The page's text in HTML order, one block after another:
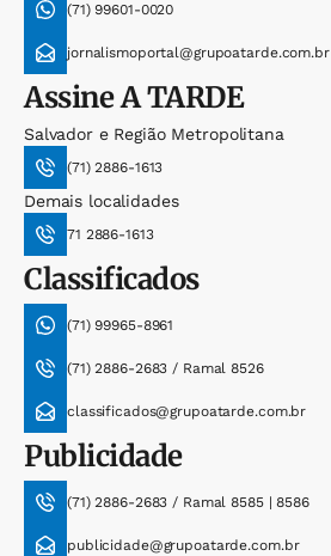
(71) 99601-0020
jornalismoportal@grupoatarde.com.br
AssineA TARDE
Salvador e Região Metropolitana
(71) 2886-1613
Demais localidades
71 2886-1613
Classificados
(71) 99965-8961
(71) 2886-2683 / Ramal 8526
classificados@grupoatarde.com.br
Publicidade
(71) 2886-2683 / Ramal 8585 | 8586
publicidade@grupoatarde.com.br